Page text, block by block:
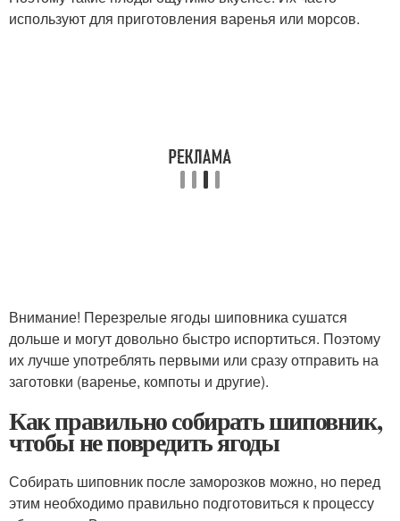
используют для приготовления варенья или морсов.
Внимание! Перезрелые ягоды шиповника сушатся
дольше и могут довольно быстро испортиться. Поэтому
их лучше употреблять первыми или сразу отправить на
заготовки (варенье, компоты и другие).
Как правильно собирать шиповник,
чтобы не повредить ягоды
Собирать шиповник после заморозков можно, но перед
этим необходимо правильно подготовиться к процессу